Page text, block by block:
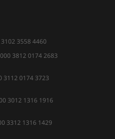
3558 4460
3812 0174 2683
3112 0174 3723
3012 1316 1916
3312 1316 1429